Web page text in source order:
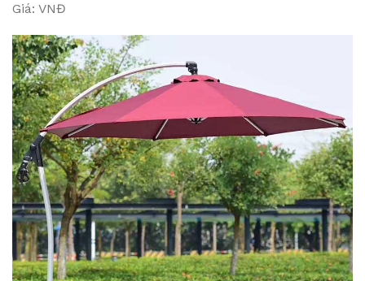
Giá: VNĐ